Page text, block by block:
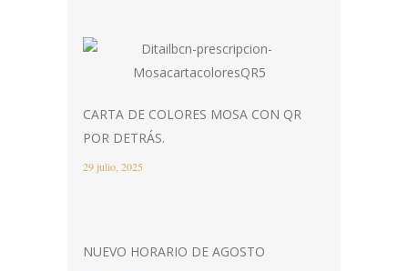
CARTA DE COLORES MOSA CON QR
POR DETRÁS.
29 julio, 2025
NUEVO HORARIO DE AGOSTO